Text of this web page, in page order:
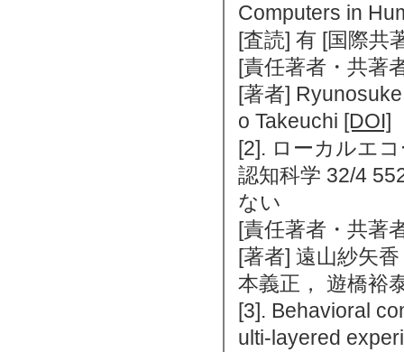
Computers in
[査読] 有 [国際共
[責任著者・共著
[著者]
o Takeuchi [DOI]
[2]. ローカルエ
認知科学 32/4
ない
[責任著者・共著
[著者] 遠山紗矢
本義正， 遊橋裕
[3]. Behavioral
ulti-layered